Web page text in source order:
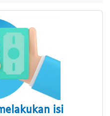
isi